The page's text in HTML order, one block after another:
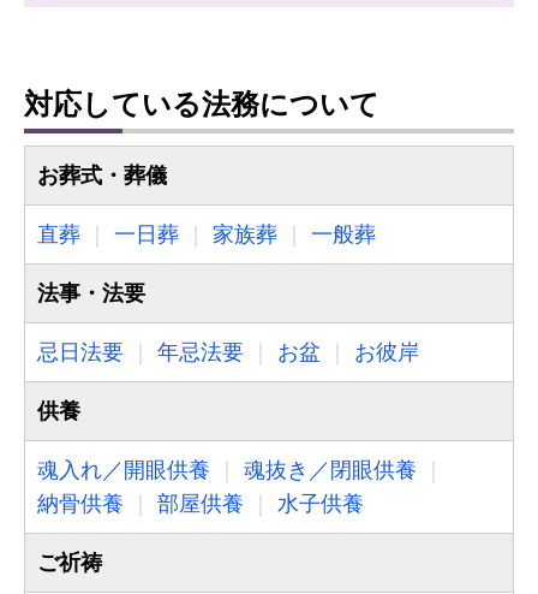
対応している法務について
お葬式・葬儀
直葬 一日葬 家族葬 一般葬
法事・法要
忌日法要 年忌法要 お盆 お彼岸
供養
魂入れ／開眼供養
魂抜き／閉眼供養
納骨供養
部屋供養 水子供養
ご祈祷